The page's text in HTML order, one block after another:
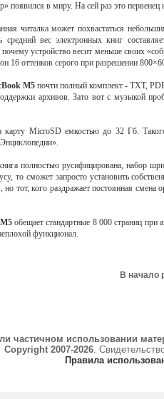
появился в миру. На сей раз это первенец
читалка может похвастаться
средний вес электронных книг
почему устройство весит меньше своих
16 оттенков серого при разрешении
M5 почти полный комплект - TXT,
архивов. Зато вот с музыкой
карту MicroSD емкостью до 32 Гб.
полностью русифицирована, набор
то сможет запросто установить
но тот, кого раздражает постоянная
обещает стандартные 8 000 страниц
функционал.
В начало
частичном использовании
Copyright 2007-2026.
Правила